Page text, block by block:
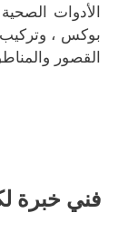
الأدوات
بوكس ، وتركيب
القصور
فني خبرة